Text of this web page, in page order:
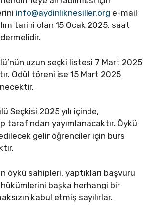
info@aydinliknesiller.org e-mail
tarihi olan 15 Ocak 2025, saat
uzun seçki listesi 7 Mart 2025
Ödül töreni ise 15 Mart 2025
Seçkisi 2025 yılı içinde,
tarafından yayımlanacaktır. Öykü
gelir öğrenciler için burs
öykü sahipleri, yaptıkları başvuru
başka herhangi bir
kabul etmiş sayılırlar.